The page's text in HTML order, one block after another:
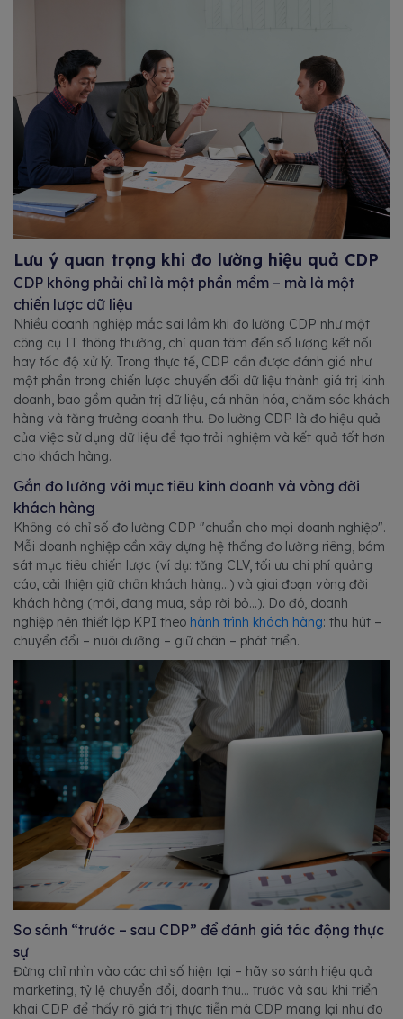
Lưu ý quan trọng khi đo lường hiệu quả CDP
CDP không phải chỉ là một phần mềm – mà là một
chiến lược dữ liệu
Nhiều doanh nghiệp mắc sai lầm khi đo lường CDP như một
công cụ IT thông thường, chỉ quan tâm đến số lượng kết nối
hay tốc độ xử lý. Trong thực tế, CDP cần được đánh giá như
một phần trong chiến lược chuyển đổi dữ liệu thành giá trị kinh
doanh, bao gồm quản trị dữ liệu, cá nhân hóa, chăm sóc khách
hàng và tăng trưởng doanh thu. Đo lường CDP là đo hiệu quả
của việc sử dụng dữ liệu để tạo trải nghiệm và kết quả tốt hơn
cho khách hàng.
Gắn đo lường với mục tiêu kinh doanh và vòng đời
khách hàng
Không có chỉ số đo lường CDP "chuẩn cho mọi doanh nghiệp".
Mỗi doanh nghiệp cần xây dựng hệ thống đo lường riêng, bám
sát mục tiêu chiến lược (ví dụ: tăng CLV, tối ưu chi phí quảng
cáo, cải thiện giữ chân khách hàng…) và giai đoạn vòng đời
khách hàng (mới, đang mua, sắp rời bỏ…). Do đó, doanh
nghiệp nên thiết lập KPI theo hành trình khách hàng: thu hút –
chuyển đổi – nuôi dưỡng – giữ chân – phát triển.
So sánh “trước – sau CDP” để đánh giá tác động thực
sự
Đừng chỉ nhìn vào các chỉ số hiện tại – hãy so sánh hiệu quả
marketing, tỷ lệ chuyển đổi, doanh thu… trước và sau khi triển
khai CDP để thấy rõ giá trị thực tiễn mà CDP mang lại như đo